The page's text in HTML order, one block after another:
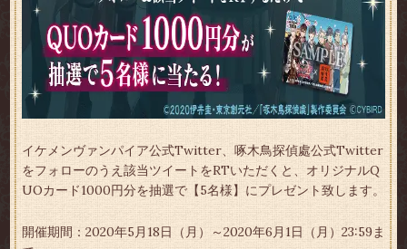
イケメンヴァンパイア公式Twitter、啄木鳥探偵處公式Twitter
をフォローのうえ該当ツイートをRTいただくと、オリジナルQ
UOカード1000円分を抽選で【5名様】にプレゼント致します。
開催期間：2020年5月18日（月）～2020年6月1日（月）23:59ま